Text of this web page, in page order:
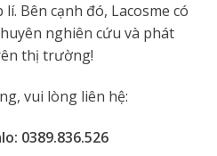
Bên cạnh đó, Lacosme có
nghiên cứu và phát
thị trường!
vui lòng liên hệ:
0389.836.526